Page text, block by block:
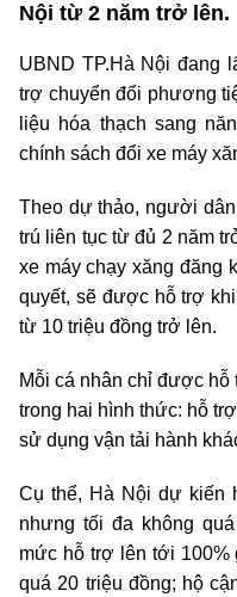
Nội từ 2 năm trở lên.
UBND TP.Hà Nội đang
trợ chuyển đổi phương
liệu hóa thạch sang
chính sách đổi xe máy
Theo dự thảo, người
trú liên tục từ đủ 2 năm
xe máy chạy xăng đăng
quyết, sẽ được hỗ trợ
từ 10 triệu đồng trở lên.
Mỗi cá nhân chỉ được
trong hai hình thức: hỗ
sử dụng vận tải hành
Cụ thể, Hà Nội dự kiến
nhưng tối đa không
mức hỗ trợ lên tới
quá 20 triệu đồng; hộ